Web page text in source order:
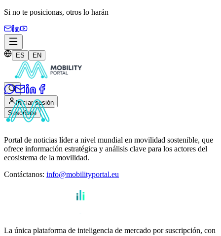
Si no te posicionas, otros lo harán
ES EN
Iniciar sesión
Suscribite
Portal de noticias líder a nivel mundial en movilidad sostenible, que
ofrece información estratégica y análisis clave para los actores del
ecosistema de la movilidad.
Contáctanos: info@mobilityportal.eu
La única plataforma de inteligencia de mercado por suscripción, con